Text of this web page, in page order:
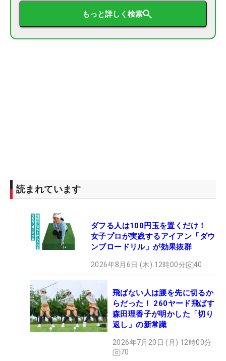
もっと詳しく検索
読まれています
ダフる人は100円玉を置くだけ！
女子プロが実践するアイアン「ダウ
ンブロードリル」が効果抜群
2026年8月6日 (木) 12時00分 40
飛ばない人は腰を先に切るか
らだった！ 260ヤード飛ばす
森田理香子が明かした「切り
返し」の新常識
2026年7月20日 (月) 12時00分
70